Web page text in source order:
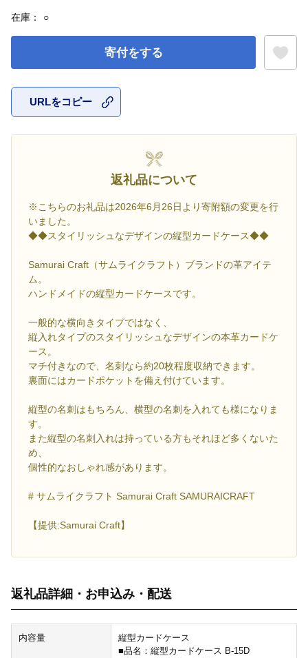
在庫： ○
寄付をする
URLをコピー
返礼品について
※こちらのお礼品は2026年6月26日より寄附額の変更を行
いました。
◆◆スタイリッシュなデザインの縦型カードケース◆◆
Samurai Craft（サムライクラフト）ブランドの革アイテ
ム。
ハンドメイドの縦型カードケースです。
一般的な横向きタイプではなく、
縦入れタイプのスタイリッシュなデザインの本革カードケ
ース。
マチ付きなので、名刺なら約20枚程度収納できます。
裏面にはカードポケットを備え付けています。
縦型の名刺はもちろん、横型の名刺を入れても様になりま
す。
また縦型の名刺入れは持っている方もそれほど多くないた
め、
個性的なおしゃれ感があります。
# サムライクラフト Samurai Craft SAMURAICRAFT
【提供:Samurai Craft】
返礼品詳細・お申込み・配送
内容量
縦型カードケース
■品名：縦型カードケース B-15D